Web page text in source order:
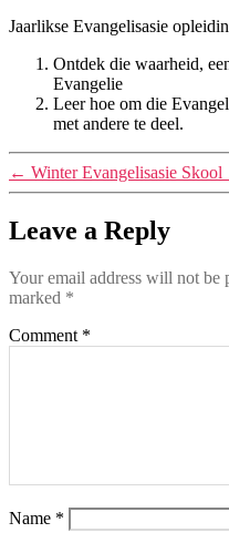
Jaarlikse Evangelisasie
Ontdek die waarheid,
Evangelie
Leer hoe om die
met andere te deel.
← Winter Evangelisasie Skool
Leave a Reply
Your email address will not be
marked *
Comment *
Name *